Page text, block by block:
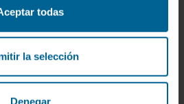
todas
la selección
Denegar
Miguel Valencia Ustárroz
Curriculum
| Investigador principal
y Control Fisiológico